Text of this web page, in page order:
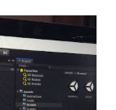
con uno
juego de manera
lo que